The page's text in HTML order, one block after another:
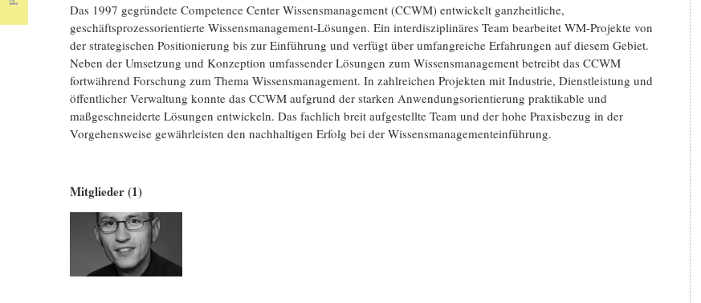
Das 1997 gegründete Competence Center Wissensmanagement (CCWM) entwickelt ganzheitliche,
geschäftsprozessorientierte Wissensmanagement-Lösungen. Ein interdisziplinäres Team bearbeitet WM-Projekte von
der strategischen Positionierung bis zur Einführung und verfügt über umfangreiche Erfahrungen auf diesem Gebiet.
Neben der Umsetzung und Konzeption umfassender Lösungen zum Wissensmanagement betreibt das CCWM
fortwährend Forschung zum Thema Wissensmanagement. In zahlreichen Projekten mit Industrie, Dienstleistung und
öffentlicher Verwaltung konnte das CCWM aufgrund der starken Anwendungsorientierung praktikable und
maßgeschneiderte Lösungen entwickeln. Das fachlich breit aufgestellte Team und der hohe Praxisbezug in der
Vorgehensweise gewährleisten den nachhaltigen Erfolg bei der Wissensmanagementeinführung.
Mitglieder (1)